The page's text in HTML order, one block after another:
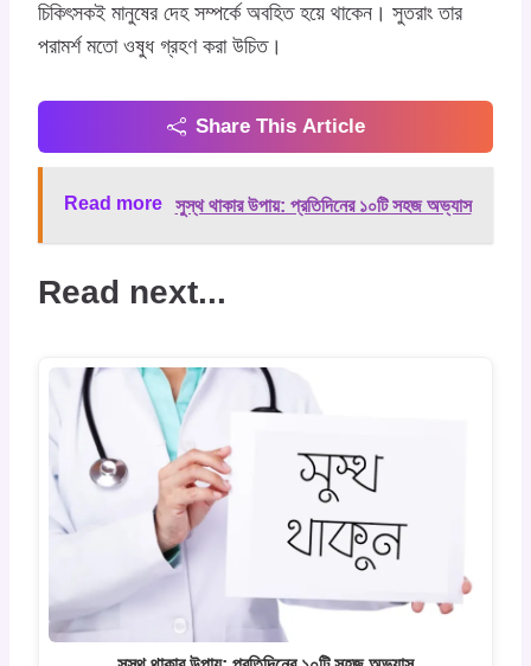
চিকিৎসকই মানুষের দেহ সম্পর্কে অবহিত হয়ে থাকেন। সুতরাং তার
পরামর্শ মতো ওষুধ গ্রহণ করা উচিত।
Share This Article
Read more সুস্থ থাকার উপায়: প্রতিদিনের ১০টি সহজ অভ্যাস
Read next...